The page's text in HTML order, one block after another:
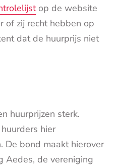
op de website
of zij recht hebben op
dat de huurprijs niet
huurprijzen sterk.
hier
De bond maakt hierover
Aedes, de vereniging